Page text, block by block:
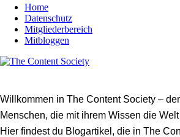
Home
Datenschutz
Mitgliederbereich
Mitbloggen
Willkommen in The Content Society –
Menschen, die mit ihrem Wissen die
Hier findest du Blogartikel, die in The